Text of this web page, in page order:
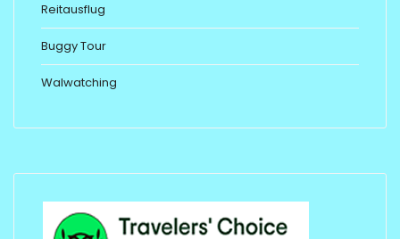
Reitausflug
Buggy Tour
Walwatching